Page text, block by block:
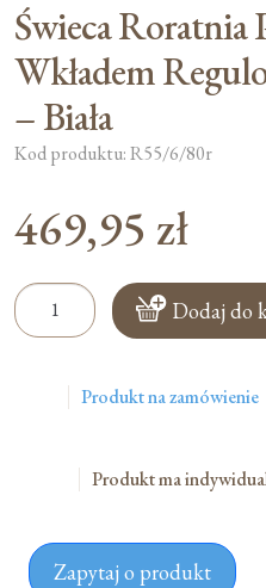
Świeca Roratnia
Wkładem
– Biała
Kod produktu: R55/6/80r
469,95 zł
ilość
Świeca
Parafinowa
Regulowanym
Biała
Dodaj do
Produkt na zamówienie
Produkt ma
Zapytaj o produkt